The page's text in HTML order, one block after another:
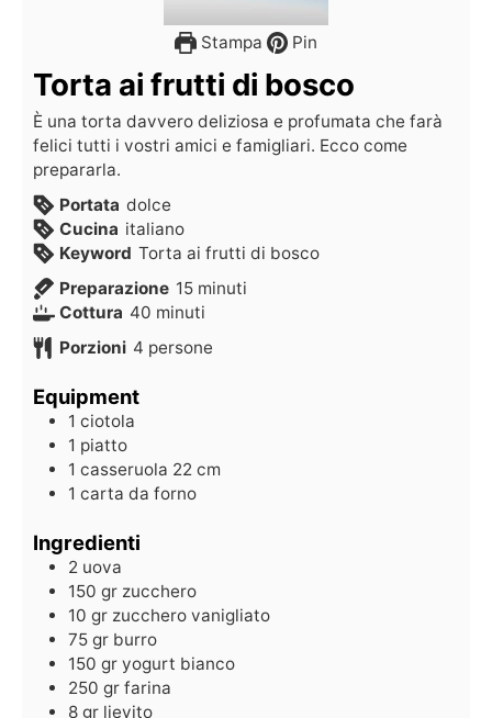
Stampa Pin
Torta ai frutti di bosco
È una torta davvero deliziosa e profumata che farà
felici tutti i vostri amici e famigliari. Ecco come
prepararla.
Portata dolce
Cucina italiano
Keyword Torta ai frutti di bosco
Preparazione 15 minuti
Cottura 40 minuti
Porzioni 4 persone
Equipment
1 ciotola
1 piatto
1 casseruola 22 cm
1 carta da forno
Ingredienti
2 uova
150 gr zucchero
10 gr zucchero vanigliato
75 gr burro
150 gr yogurt bianco
250 gr farina
8 gr lievito